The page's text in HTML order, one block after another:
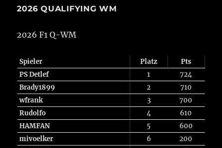
2026 QUALIFYING WM
2026 F1 Q-WM
Spieler Platz
Pts
PS Detlef
1
724
Brady1899
2
710
wfrank
3
700
Rudolfo
4
610
HAMFAN
5
600
mivoelker
6
200